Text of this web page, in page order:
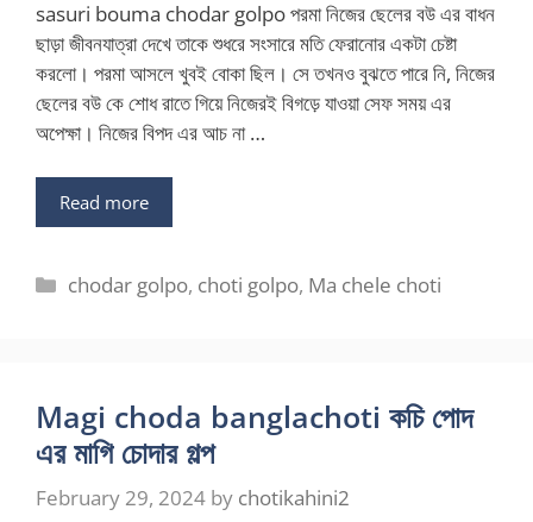
sasuri bouma chodar golpo পরমা নিজের ছেলের বউ এর বাধন
ছাড়া জীবনযাত্রা দেখে তাকে শুধরে সংসারে মতি ফেরানোর একটা চেষ্টা
করলো। পরমা আসলে খুবই বোকা ছিল। সে তখনও বুঝতে পারে নি, নিজের
ছেলের বউ কে শোধ রাতে গিয়ে নিজেরই বিগড়ে যাওয়া সেফ সময় এর
অপেক্ষা। নিজের বিপদ এর আচ না …
Read more
Categories
chodar golpo, choti golpo, Ma chele choti
Magi choda banglachoti কচি পোদ
এর মাগি চোদার গল্প
February 29, 2024 by chotikahini2